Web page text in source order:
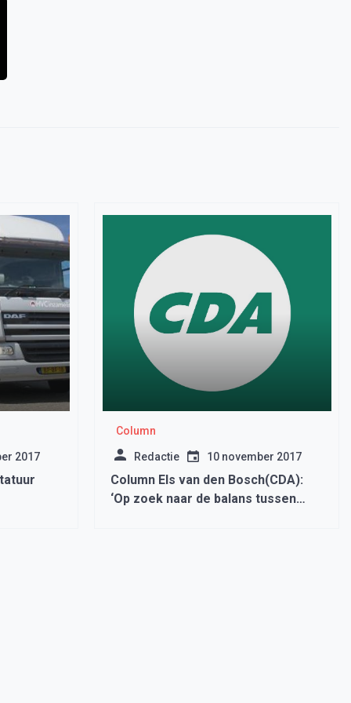
2017
Column
Redactie 10 november 2017
Column Els van den Bosch(CDA):
‘Op zoek naar de balans tussen